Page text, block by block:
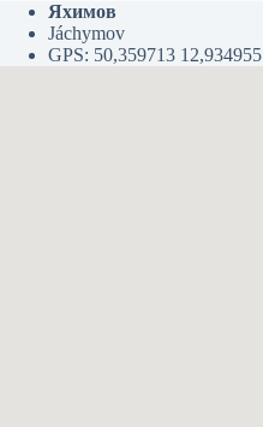
Яхимов
Jáchymov
GPS: 50,359713 12,934955